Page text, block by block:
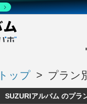

トップ > プラン
SUZURIアルバム のプラ